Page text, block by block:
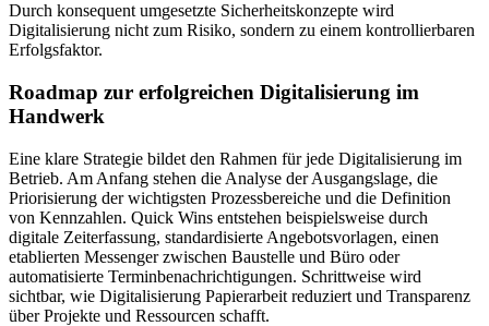
Durch konsequent umgesetzte Sicherheitskonzepte wird
Digitalisierung nicht zum Risiko, sondern zu einem kontrollierbaren
Erfolgsfaktor.
Roadmap zur erfolgreichen Digitalisierung im
Handwerk
Eine klare Strategie bildet den Rahmen für jede Digitalisierung im
Betrieb. Am Anfang stehen die Analyse der Ausgangslage, die
Priorisierung der wichtigsten Prozessbereiche und die Definition
von Kennzahlen. Quick Wins entstehen beispielsweise durch
digitale Zeiterfassung, standardisierte Angebotsvorlagen, einen
etablierten Messenger zwischen Baustelle und Büro oder
automatisierte Terminbenachrichtigungen. Schrittweise wird
sichtbar, wie Digitalisierung Papierarbeit reduziert und Transparenz
über Projekte und Ressourcen schafft.